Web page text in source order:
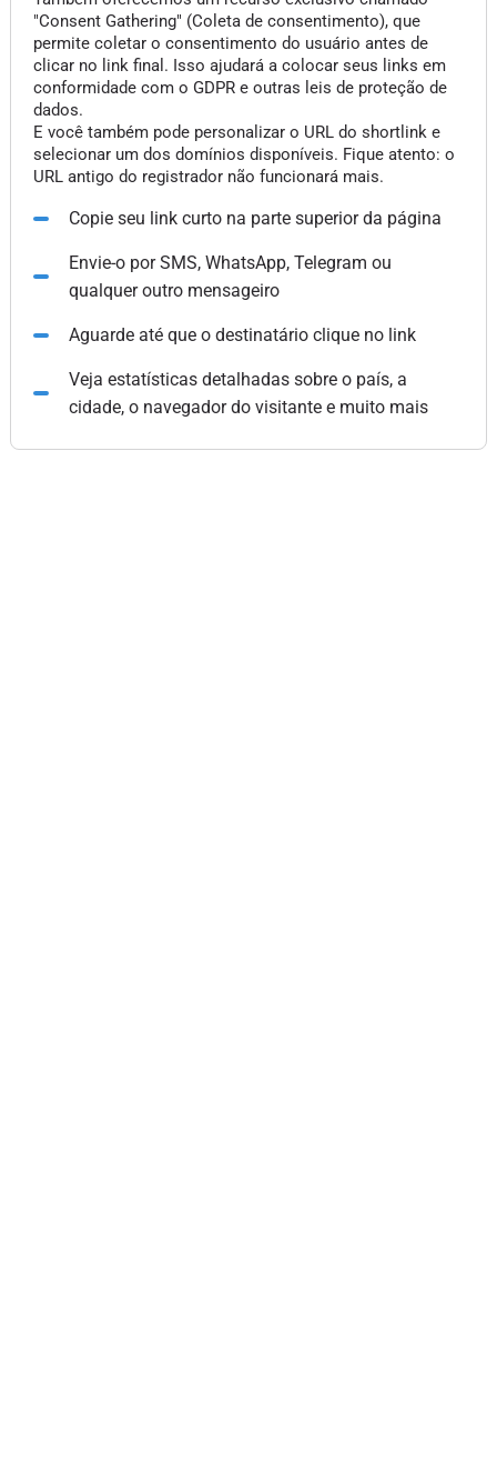
"Consent Gathering" (Coleta de consentimento), que
permite coletar o consentimento do usuário antes de
clicar no link final. Isso ajudará a colocar seus links em
conformidade com o GDPR e outras leis de proteção de
dados.
E você também pode personalizar o URL do shortlink e
selecionar um dos domínios disponíveis. Fique atento: o
URL antigo do registrador não funcionará mais.
Copie seu link curto na parte superior da página
Envie-o por SMS, WhatsApp, Telegram ou
qualquer outro mensageiro
Aguarde até que o destinatário clique no link
Veja estatísticas detalhadas sobre o país, a
cidade, o navegador do visitante e muito mais